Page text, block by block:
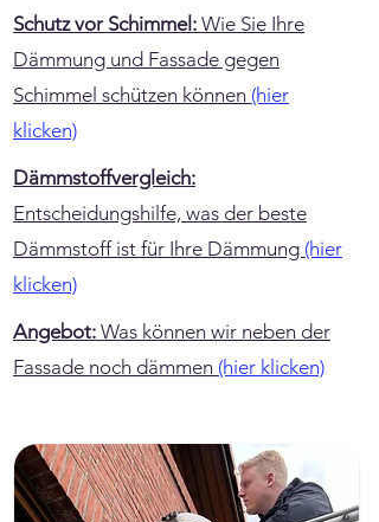
Schutz vor Schimmel: Wie Sie Ihre
Dämmung und Fassade gegen
Schimmel schützen können (hier
klicken)
Dämmstoffvergleich:
Entscheidungshilfe, was der beste
Dämmstoff ist für Ihre Dämmung (hier
klicken)
Angebot: Was können wir neben der
Fassade noch dämmen (hier klicken)